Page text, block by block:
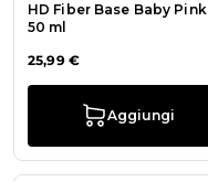
HD Fiber Base Baby Pink
50 ml
25,99 €
Aggiungi